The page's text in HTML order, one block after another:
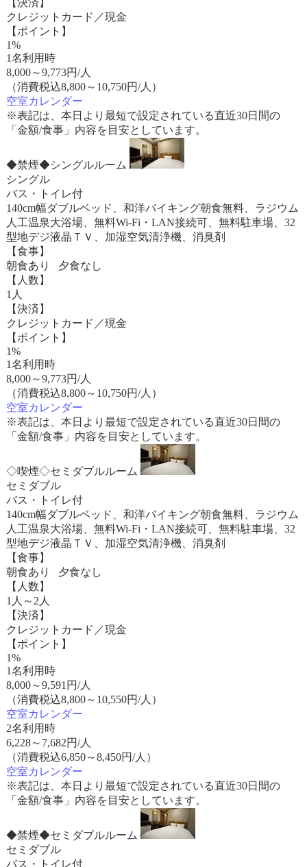
【決済】
クレジットカード／現金
【ポイント】
1%
1名利用時
8,000～9,773円/人
（消費税込8,800～10,750円/人）
空室カレンダー
※表記は、本日より最短で設定されている直近30日間の
「金額/食事」内容を目安としています。
◆禁煙◆シングルルーム
シングル
バス・トイレ付
140cm幅ダブルベッド、和洋バイキング朝食無料、ラジウム
人工温泉大浴場、無料Wi-Fi・LAN接続可、無料駐車場、32
型地デジ液晶ＴＶ、加湿空気清浄機、消臭剤
【食事】
朝食あり 夕食なし
【人数】
1人
【決済】
クレジットカード／現金
【ポイント】
1%
1名利用時
8,000～9,773円/人
（消費税込8,800～10,750円/人）
空室カレンダー
※表記は、本日より最短で設定されている直近30日間の
「金額/食事」内容を目安としています。
◇喫煙◇セミダブルルーム
セミダブル
バス・トイレ付
140cm幅ダブルベッド、和洋バイキング朝食無料、ラジウム
人工温泉大浴場、無料Wi-Fi・LAN接続可、無料駐車場、32
型地デジ液晶ＴＶ、加湿空気清浄機、消臭剤
【食事】
朝食あり 夕食なし
【人数】
1人～2人
【決済】
クレジットカード／現金
【ポイント】
1%
1名利用時
8,000～9,591 円/人
（消費税込8,800～10,550円/人）
空室カレンダー
2名利用時
6,228～ 7,682円/人
（消費税込6,850～8,450円/人）
空室カレンダー
※表記は、本日より最短で設定されている直近30日間の
「金額/食事」内容を目安としています。
◆禁煙◆セミダブルルーム
セミダブル
バス・トイレ付